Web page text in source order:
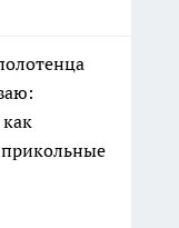
прикольные